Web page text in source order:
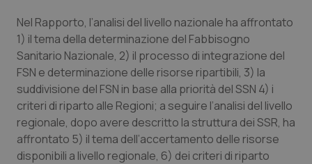
Valle D’Aosta
Veneto
Oncodermatologia
Oncoematologia
Oncologia & Nutrizione
Psoriasi & pelle
Nel Rapporto, l’analisi del livello nazionale ha affrontato
1) il tema della determinazione del Fabbisogno
Sanitario Nazionale, 2) il processo di integrazione del
FSN e determinazione delle risorse ripartibili, 3) la
suddivisione del FSN in base alla priorità del SSN 4) i
criteri di riparto alle Regioni; a seguire l’analisi del livello
regionale, dopo avere descritto la struttura dei SSR, ha
affrontato 5) il tema dell’accertamento delle risorse
disponibili a livello regionale, 6) dei criteri di riparto